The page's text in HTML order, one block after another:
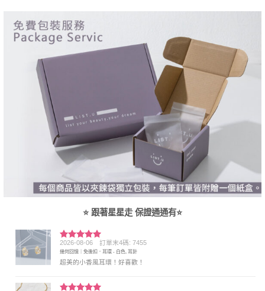
⭐ 跟著星星走 保證通通有⭐
評分5滿
分 5
2026-08-06 訂單末4碼: 7455
幾何回憶｜免後扣．耳環 - 白色, 耳針
超美的小香風耳環！好喜歡！